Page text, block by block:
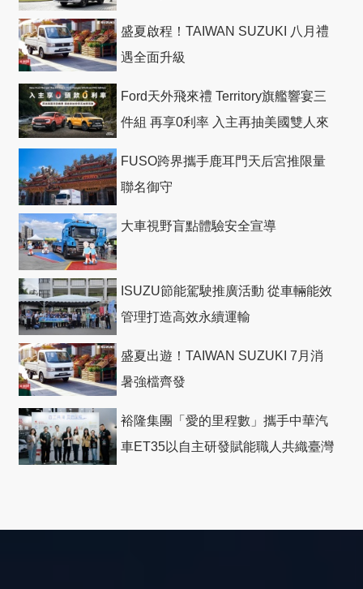
盛夏啟程！TAIWAN SUZUKI 八月禮
遇全面升級
Ford天外飛來禮 Territory旗艦響宴三
件組 再享0利率 入主再抽美國雙人來
FUSO跨界攜手鹿耳門天后宮推限量
聯名御守
大車視野盲點體驗安全宣導
ISUZU節能駕駛推廣活動 從車輛能效
管理打造高效永續運輸
盛夏出遊！TAIWAN SUZUKI 7月消
暑強檔齊發
裕隆集團「愛的里程數」攜手中華汽
車ET35以自主研發賦能職人共織臺灣